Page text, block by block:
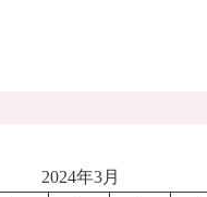
2024年3月